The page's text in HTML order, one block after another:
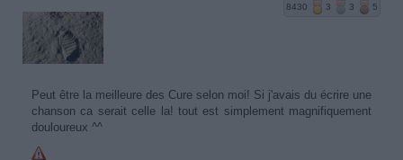
8430 3 3 5
Peut être la meilleure des Cure selon moi! Si j'avais du écrire une
chanson ca serait celle la! tout est simplement magnifiquement
douloureux ^^